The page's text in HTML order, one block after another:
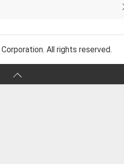
All rights reserved.